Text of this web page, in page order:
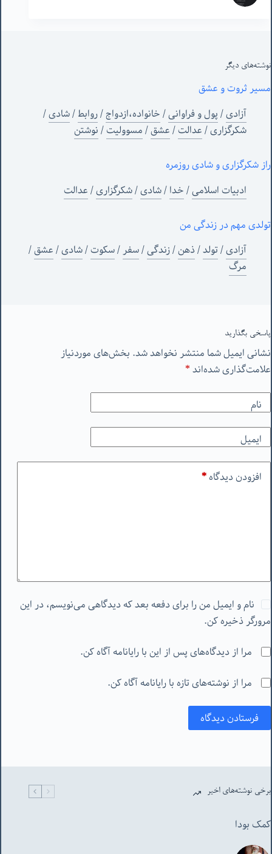
نوشته‌های‌ دیگر
مسیر ثروت و عشق
آزادی/پول و فراوانی/خانواده،ازدواج/روابط/شادی/
شکرگزاری/عدالت/عشق/مسوولیت/نوشتن
راز شکرگزاری و شادی روزمره
ادبیات اسلامی/خدا/شادی/شکرگزاری/عدالت
تولدی مهم در زندگی من
آزادی/تولد/ذهن/زندگی/سفر/سکوت/شادی/عشق/
مرگ
پاسخی بگذارید
نشانی ایمیل شما منتشر نخواهد شد. بخش‌های موردنیاز
علامت‌گذاری شده‌اند*
نام
ایمیل
افزودن دیدگاه*
نام و ایمیل من را برای دفعه بعد که دیدگاهی می‌نویسم، در این
مرورگر ذخیره کن.
مرا از دیدگاه‌های پس از این با رایانامه آگاه کن.
مرا از نوشته‌های تازه با رایانامه آگاه کن.
فرستادن دیدگاه
برخی نوشته‌های اخیر
کمک بودا